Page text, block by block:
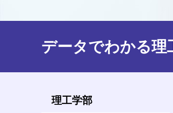
データでわかる理
理工学部